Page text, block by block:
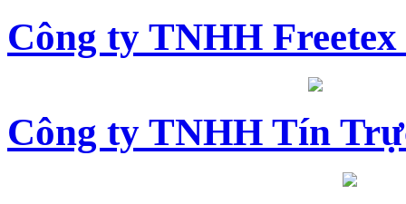
Công ty TNHH
Công ty TNHH Tín